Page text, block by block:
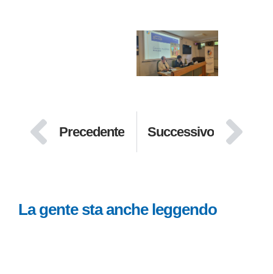
Precedente Successivo
La gente sta anche leggendo